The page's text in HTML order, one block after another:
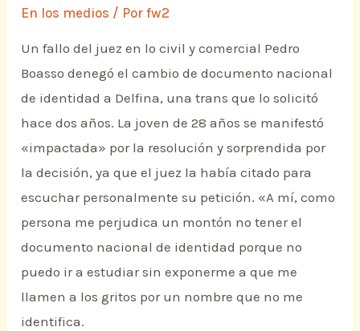
En los medios / Porfw2
Un fallo del juez en lo civil y comercial Pedro
Boasso denegó el cambio de documento nacional
de identidad a Delfina, una trans que lo solicitó
hace dos años. La joven de 28 años se manifestó
«impactada» por la resolución y sorprendida por
la decisión, ya que el juez la había citado para
escuchar personalmente su petición. «A mí, como
persona me perjudica un montón no tener el
documento nacional de identidad porque no
puedo ir a estudiar sin exponerme a que me
llamen a los gritos por un nombre que no me
identifica.